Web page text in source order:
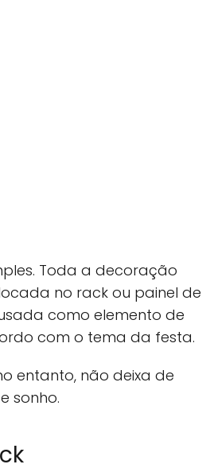
Toda a decoração
no rack ou painel de
como elemento de
com o tema da festa.
entanto, não deixa de
sonho.